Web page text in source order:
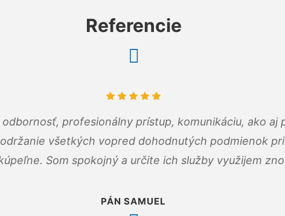
Referencie
odbornosť, profesionálny prístup, komunikáciu, ako aj
všetkých vopred dohodnutých podmienok
Som spokojný a určite ich služby využijem
PÁN SAMUEL